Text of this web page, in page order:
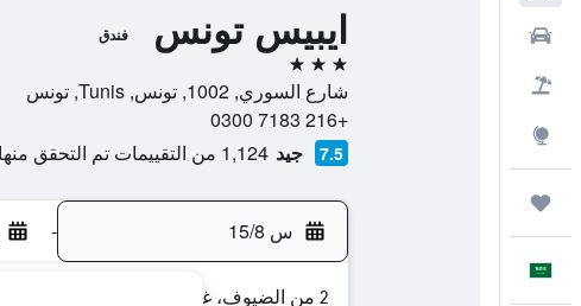
ايبيس تونس فندق
3 نجوم
شارع السوري, 1002, تونس, Tunis, تونس
+216 7183 0300
7.5 جيد 1,124 من التقييمات تم التحقق منها
س 15/8 -
2 من الضيوف، غرفة واحدة